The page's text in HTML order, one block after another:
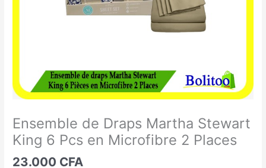
Ensemble de Draps Martha Stewart
King 6 Pcs en Microfibre 2 Places
23.000 CFA